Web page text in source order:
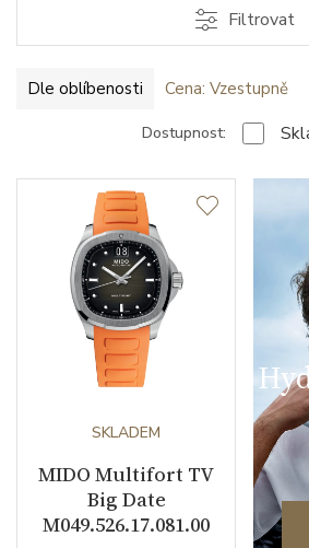
Filtrovat
Dle oblíbenosti Cena: Vzestupně
Dostupnost:
SKLADEM
MIDO Multifort TV
Big Date
M049.526.17.081.00